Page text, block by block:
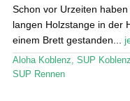
Schon vor Urzeiten
langen Holzstange in der
einem Brett gestanden...
Aloha Koblenz, SUP Koblenz
SUP Rennen